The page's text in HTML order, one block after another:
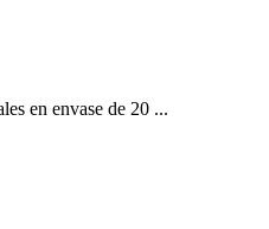
en envase de 20 ...